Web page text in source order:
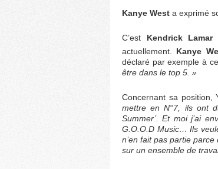
Kanye West a exprimé
C’est Kendrick Lamar
actuellement.
Kanye
déclaré par exemple à
être dans le top 5. »
Concernant sa position,
mettre en N°7, ils ont
Summer’. Et moi j’ai
G.O.O.D Music… Ils
n’en fait pas partie parce
sur un ensemble de